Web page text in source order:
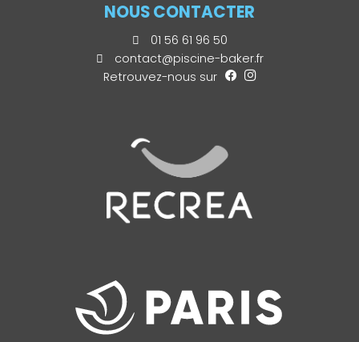
NOUS CONTACTER
01 56 61 96 50
contact@piscine-baker.fr
Retrouvez-nous sur